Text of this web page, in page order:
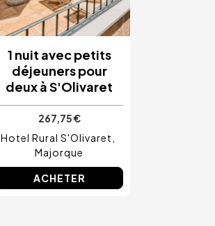
1 nuit avec petits
déjeuners pour
deux à S'Olivaret
267,75 €
Hotel Rural S'Olivaret
Majorque
ACHETER